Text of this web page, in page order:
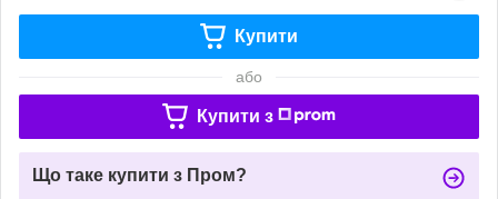
Купити
або
Купити з
Що таке купити з Пром?